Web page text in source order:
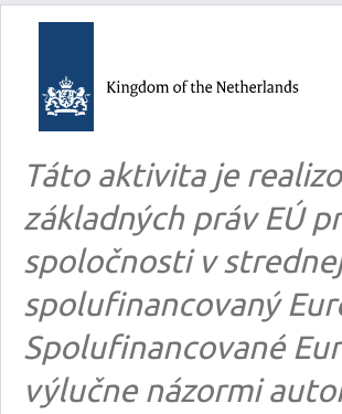
Táto aktivita je
základných práv EÚ
spoločnosti v
spolufinancovaný
Spolufinancované
výlučne názormi